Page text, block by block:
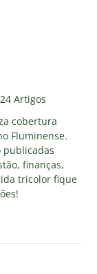
Artigos
cobertura
Fluminense.
publicadas
finanças,
tricolor fique